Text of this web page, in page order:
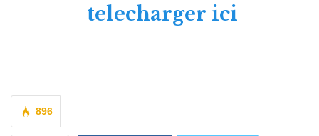
telecharger ici
896